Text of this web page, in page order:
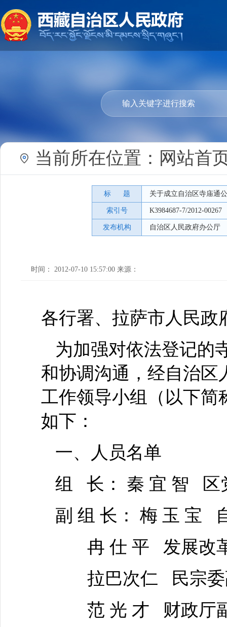
当前所在位置： 网站首
标 题 关于成立自治区寺庙通
索引号 K3984687-7/2012-00267
发布机构 自治区人民政府办公厅
时间： 2012-07-10 15:57:00 来源：
各行署、拉萨市人民政
为加强对依法登记的
和协调沟通，经自治区
工作领导小组（以下简
如下：
一、人员名单
组 长： 秦 宜 智 区
副 组 长： 梅 玉 宝
冉 仕 平 发展改
拉巴次仁 民宗委
范 光 才 财政厅